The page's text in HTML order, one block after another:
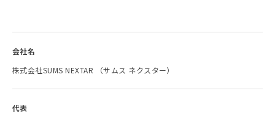
抗菌事業部
訪問理美容
会社名
株式会社SUMS NEXTAR （サムス ネクスター）
代表